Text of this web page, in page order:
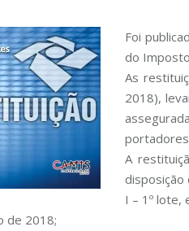
Foi
do
As
2018),
A
disposição
I – 1º lote,
de 2018;